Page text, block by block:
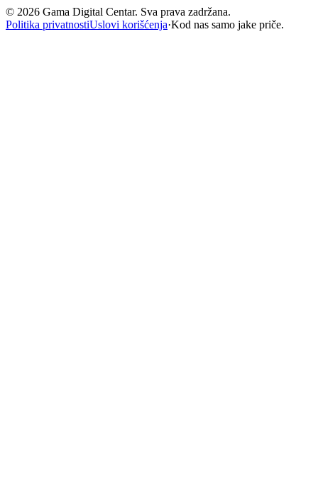
© 2026 Gama Digital Centar. Sva prava zadržana.
Politika privatnostiUslovi korišćenja·Kod nas samo jake priče.